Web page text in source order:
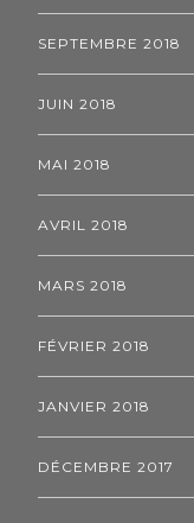
SEPTEMBRE 2018
JUIN 2018
MAI 2018
AVRIL 2018
MARS 2018
FÉVRIER 2018
JANVIER 2018
DÉCEMBRE 2017